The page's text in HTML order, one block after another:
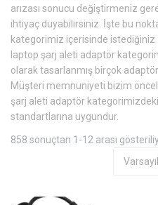
arızası sonucu değiştirmeniz
ihtiyaç duyabilirsiniz. İşte bu
kategorimiz içerisinde istediğiniz
laptop şarj aleti adaptör
olarak tasarlanmış birçok
Müşteri memnuniyeti bizim
şarj aleti adaptör
standartlarına uygundur.
858 sonuçtan 1-12 arası